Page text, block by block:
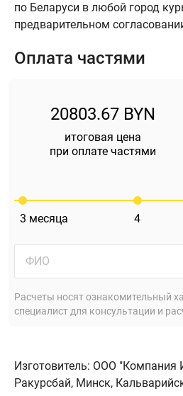
по Беларуси в любой город
предварительном
Оплата частями
20803.67 BYN
итоговая цена
при оплате частями
4
3 месяца
Расчеты носят ознакомительный
специалист для консультации и
Изготовитель: ООО "Компания
Ракурсбай, Минск,